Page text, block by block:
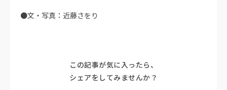
●文・写真：近藤さをり
この記事が気に入ったら、
シェアをしてみませんか？